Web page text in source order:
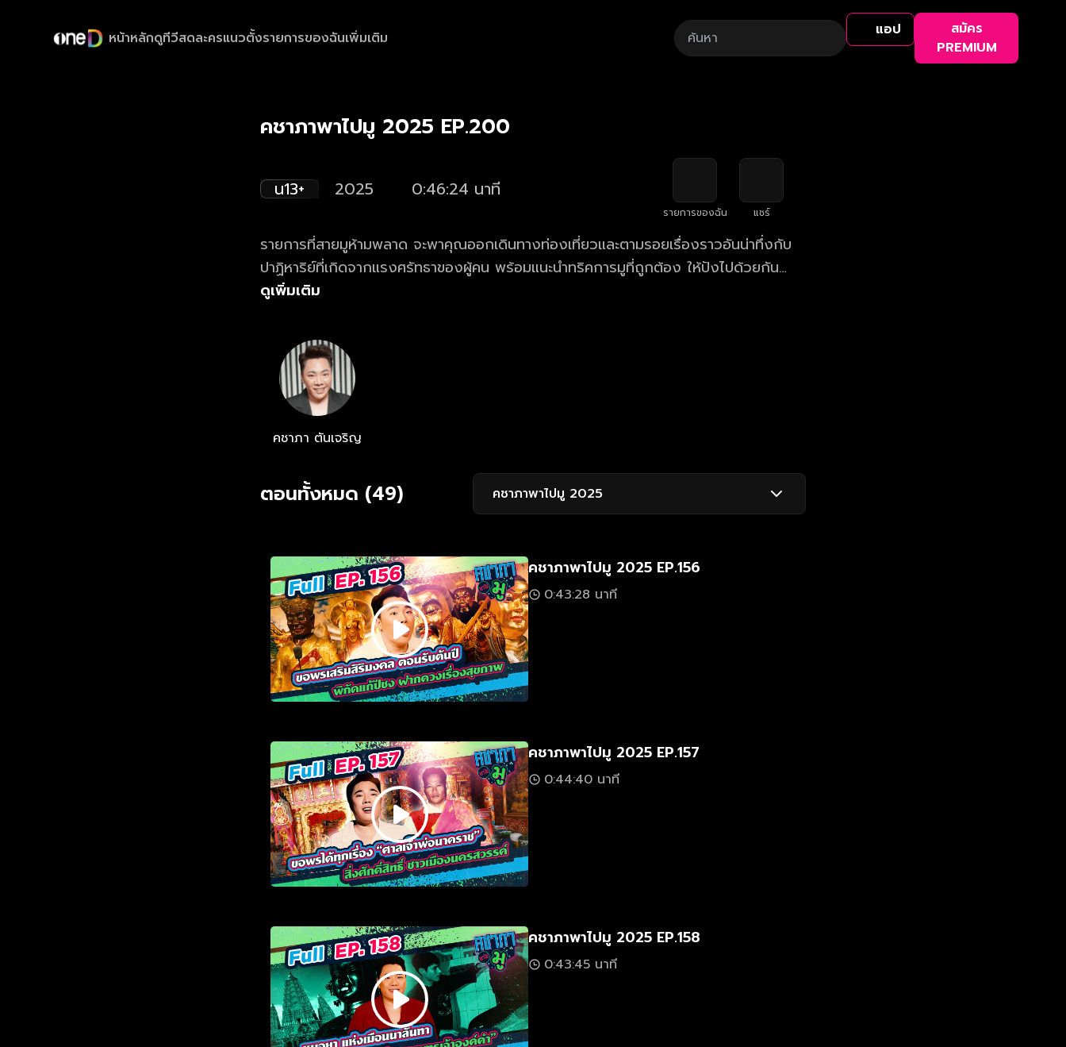
หน้าหลักดูทีวีสดละครแนวตั้งรายการของฉันเพิ่มเติม แอป
สมัคร
PREMIUM
คชาภาพาไปมู 2025 EP.200
น13+ 2025 0:46:24 นาที
รายการของฉัน แชร์
รายการที่สายมูห้ามพลาด จะพาคุณออกเดินทางท่องเที่ยวและตามรอยเรื่องราวอันน่าทึ่งกับ
ปาฏิหาริย์ที่เกิดจากแรงศรัทธาของผู้คน พร้อมแนะนำทริคการมูที่ถูกต้อง ให้ปังไปด้วยกัน
พร้อมกับ มดดำ คชาภา ดูย้อนหลังรายการ คชาภาพาไปมู ตอนใหม่ล่าสุด ทุกวันเสาร์ เวลา
ดูเพิ่มเติม
คชาภา ตันเจริญ
ตอนทั้งหมด (49) คชาภาพาไปมู 2025
คชาภาพาไปมู 2025 EP.156
0:43:28 นาที
คชาภาพาไปมู 2025 EP.157
0:44:40 นาที
คชาภาพาไปมู 2025 EP.158
0:43:45 นาที